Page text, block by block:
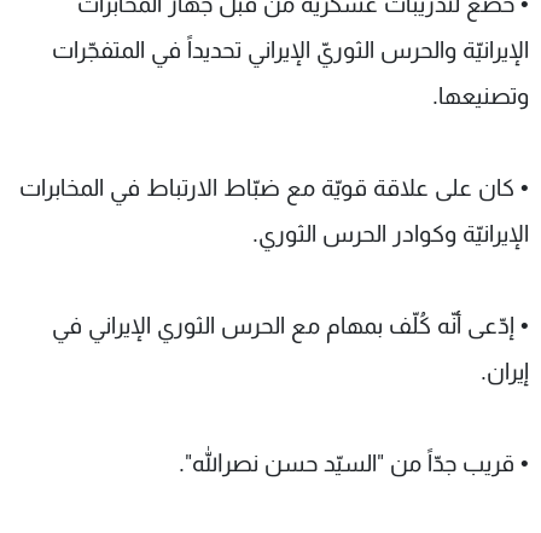
الإيرانيّة والحرس الثوريّ الإيراني تحديداً في المتفجّرات
وتصنيعها.
• كان على علاقة قويّة مع ضبّاط الارتباط في المخابرات
الإيرانيّة وكوادر الحرس الثوري.
• إدّعى أنّه كُلّف بمهام مع الحرس الثوري الإيراني في
إيران.
• قريب جدّاً من "السيّد حسن نصرالله".